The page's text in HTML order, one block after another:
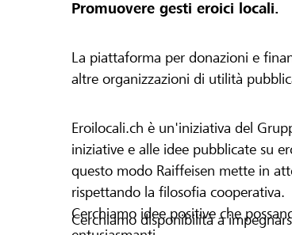
Promuovere gesti eroici locali.
La piattaforma per donazioni e
altre organizzazioni di utilità
Eroilocali.ch è un'iniziativa del
iniziative e alle idee pubblicate su
questo modo Raiffeisen mette in
rispettando la filosofia cooperativa.
Cerchiamo idee positive che
Cerchiamo disponibilità a